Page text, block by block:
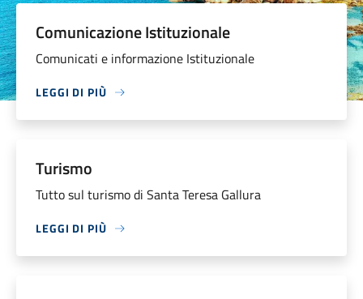
Comunicazione Istituzionale
Comunicati e informazione Istituzionale
LEGGI DI PIÙ
Turismo
Tutto sul turismo di Santa Teresa Gallura
LEGGI DI PIÙ